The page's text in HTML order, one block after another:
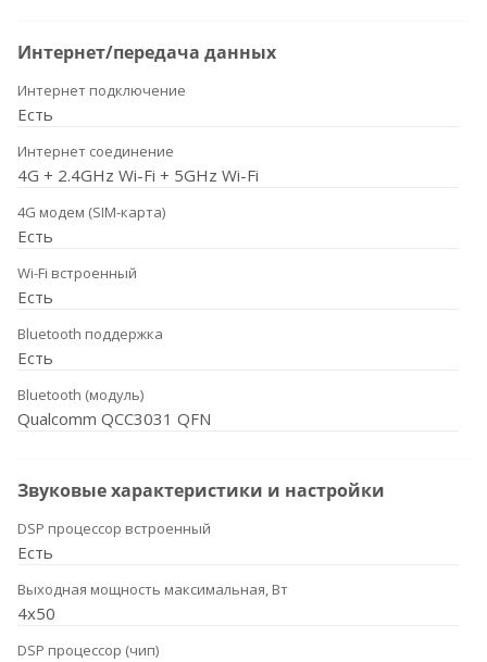
Интернет/передача данных
Интернет подключение
Есть
Интернет соединение
4G + 2.4GHz Wi-Fi + 5GHz Wi-Fi
4G модем (SIM-карта)
Есть
Wi-Fi встроенный
Есть
Bluetooth поддержка
Есть
Bluetooth (модуль)
Qualcomm QCC3031 QFN
Звуковые характеристики и настройки
DSP процессор встроенный
Есть
Выходная мощность максимальная, Вт
4x50
DSP процессор (чип)